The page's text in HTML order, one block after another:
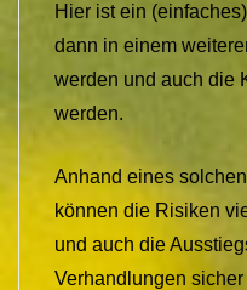
Hier ist ein
dann in einem
werden und auch die
werden.
Anhand eines
können die Risiken
und auch die
Verhandlungen